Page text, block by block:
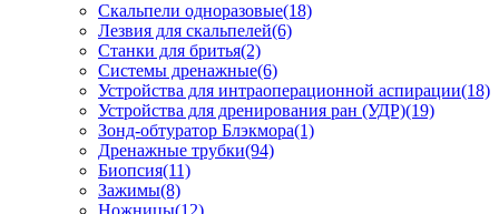
Скальпели одноразовые(18)
Лезвия для скальпелей(6)
Станки для бритья(2)
Системы дренажные(6)
Устройства для интраоперационной аспирации(18)
Устройства для дренирования ран (УДР)(19)
Зонд-обтуратор Блэкмора(1)
Дренажные трубки(94)
Биопсия(11)
Зажимы(8)
Ножницы(12)